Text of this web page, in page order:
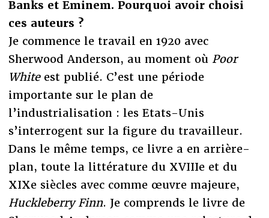
Banks et Eminem. Pourquoi avoir choisi
ces auteurs ?
Je commence le travail en 1920 avec
Sherwood Anderson, au moment où Poor
Whiteest publié. C’est une période
importante sur le plan de
l’industrialisation : les Etats-Unis
s’interrogent sur la figure du travailleur.
Dans le même temps, ce livre a en arrière-
plan, toute la littérature du XVIIIe et du
XIXe siècles avec comme œuvre majeure,
Huckleberry Finn. Je comprends le livre de